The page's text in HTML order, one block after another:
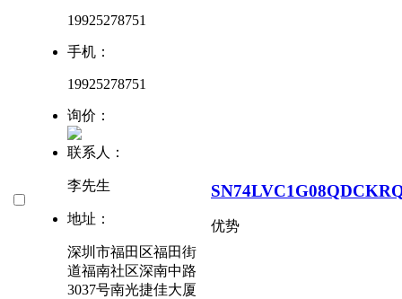
19925278751
手机：
19925278751
询价：
联系人：
李先生
地址：
深圳市福田区福田街
道福南社区深南中路
3037号南光捷佳大厦
优势